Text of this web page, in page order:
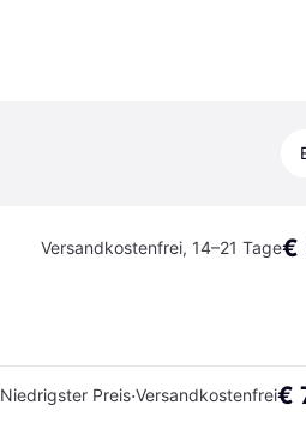
Versandkostenfrei, 14–21 Tage€
Niedrigster Preis·Versandkostenfrei€